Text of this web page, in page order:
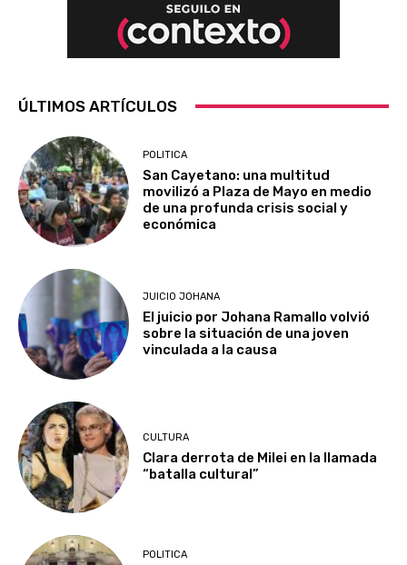
ÚLTIMOS ARTÍCULOS
POLITICA
San Cayetano: una multitud
movilizó a Plaza de Mayo en medio
de una profunda crisis social y
económica
JUICIO JOHANA
El juicio por Johana Ramallo volvió
sobre la situación de una joven
vinculada a la causa
CULTURA
Clara derrota de Milei en la llamada
“batalla cultural”
POLITICA